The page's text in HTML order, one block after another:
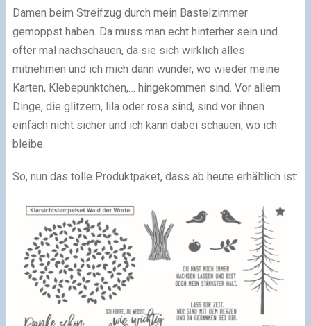
Damen beim Streifzug durch mein Bastelzimmer
gemoppst haben. Da muss man echt hinterher sein und
öfter mal nachschauen, da sie sich wirklich alles
mitnehmen und ich mich dann wunder, wo wieder meine
Karten, Klebepünktchen,… hingekommen sind. Vor allem
Dinge, die glitzern, lila oder rosa sind, sind vor ihnen
einfach nicht sicher und ich kann dabei schauen, wo ich
bleibe.
So, nun das tolle Produktpaket, dass ab heute erhältlich ist: